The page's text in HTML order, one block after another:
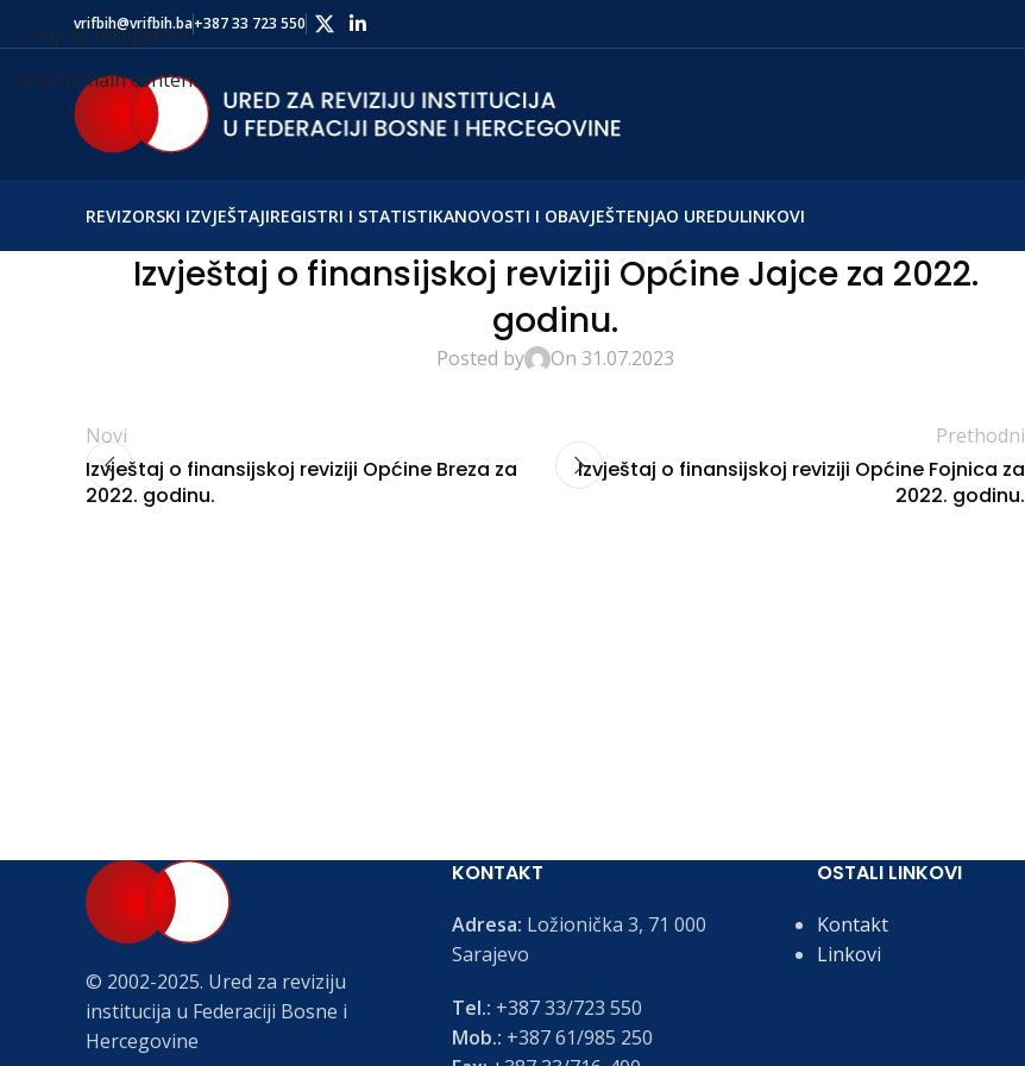
Skip to navigation
Skip to main content
vrifbih@vrifbih.ba+387 33 723 550
REVIZORSKI IZVJEŠTAJIREGISTRI I STATISTIKANOVOSTI I OBAVJEŠTENJAO UREDULINKOVI
Izvještaj o finansijskoj reviziji Općine Jajce za 2022.
godinu.
Posted by On 31.07.2023
Novi
Izvještaj o finansijskoj reviziji Općine Breza za
2022. godinu.
Prethodni
Izvještaj o finansijskoj reviziji Općine Fojnica za
2022. godinu.
© 2002-2025. Ured za reviziju
institucija u Federaciji Bosne i
Hercegovine
KONTAKT
Adresa: Ložionička 3, 71 000
Sarajevo
Tel.: +387 33/723 550
Mob.: +387 61/985 250
OSTALI LINKOVI
Kontakt
Linkovi